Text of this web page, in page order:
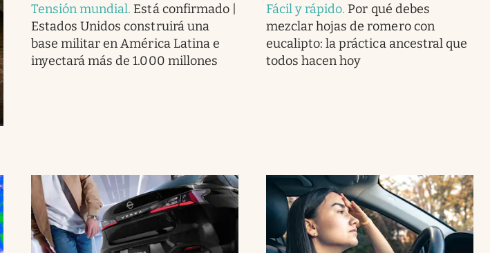
Tensión mundial. Está confirmado |
Estados Unidos construirá una
base militar en América Latina e
inyectará más de 1.000 millones
Fácil y rápido. Por qué debes
mezclar hojas de romero con
eucalipto: la práctica ancestral que
todos hacen hoy